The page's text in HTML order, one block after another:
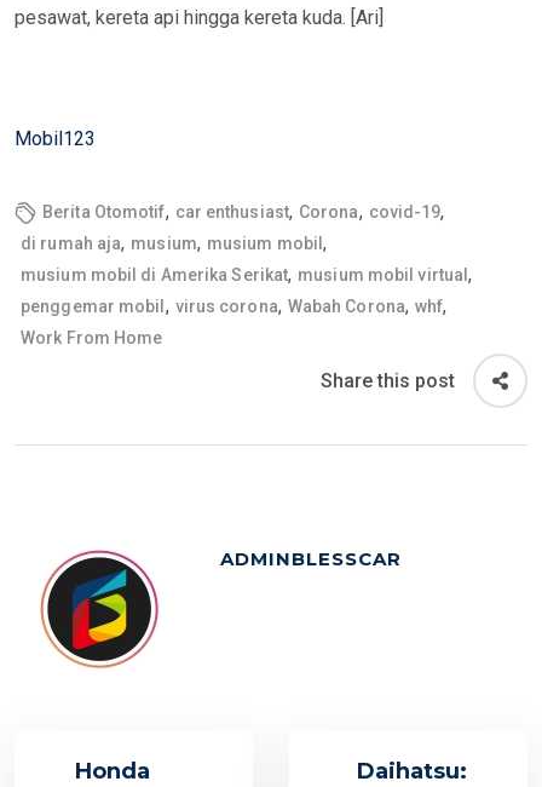
pesawat, kereta api hingga kereta kuda. [Ari]
Mobil123
Berita Otomotif, car enthusiast, Corona, covid-19,
di rumah aja, musium, musium mobil,
musium mobil di Amerika Serikat, musium mobil virtual,
penggemar mobil , virus corona, Wabah Corona, whf,
Work From Home
Share this post
ADMINBLESSCAR
Honda
Daihatsu: